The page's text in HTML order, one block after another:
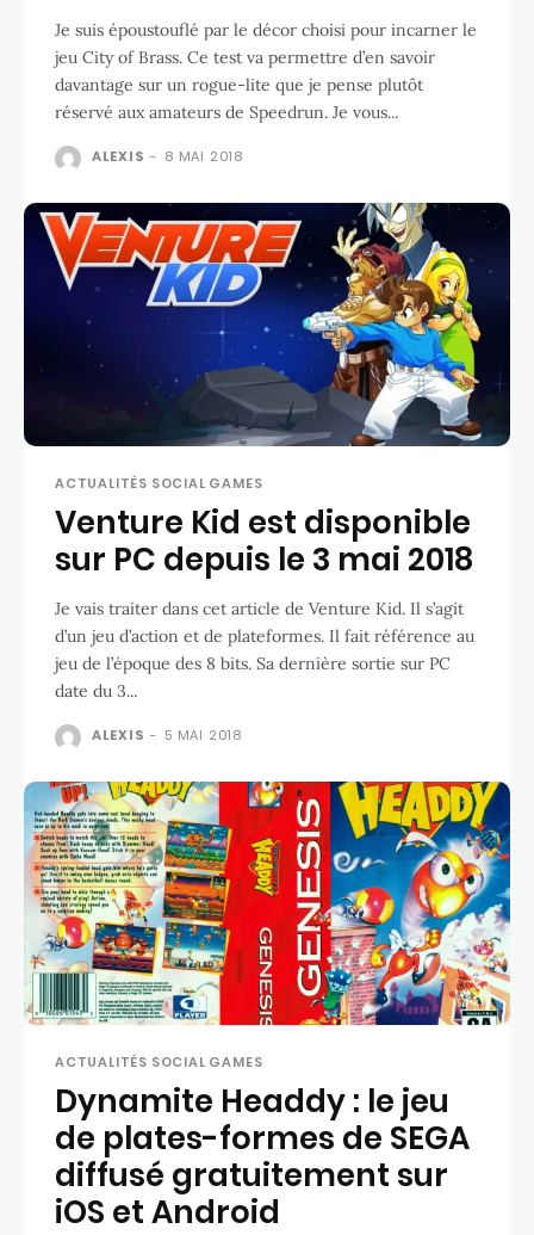
Je suis époustouflé par le décor choisi pour incarner le
jeu City of Brass. Ce test va permettre d’en savoir
davantage sur un rogue-lite que je pense plutôt
réservé aux amateurs de Speedrun. Je vous...
ALEXIS - 8 MAI 2018
ACTUALITÉS SOCIAL GAMES
Venture Kid est disponible
sur PC depuis le 3 mai 2018
Je vais traiter dans cet article de Venture Kid. Il s’agit
d’un jeu d’action et de plateformes. Il fait référence au
jeu de l’époque des 8 bits. Sa dernière sortie sur PC
date du 3...
ALEXIS - 5 MAI 2018
ACTUALITÉS SOCIAL GAMES
Dynamite Headdy : le jeu
de plates-formes de SEGA
diffusé gratuitement sur
iOS et Android